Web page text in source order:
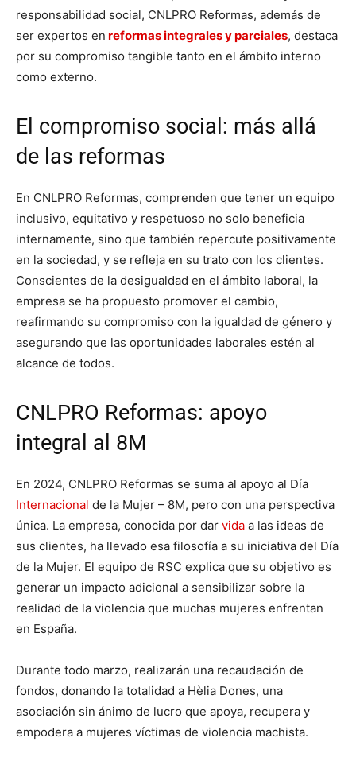
responsabilidad social, CNLPRO Reformas, además de
ser expertos en reformas integrales y parciales, destaca
por su compromiso tangible tanto en el ámbito interno
como externo.
El compromiso social: más allá
de las reformas
En CNLPRO Reformas, comprenden que tener un equipo
inclusivo, equitativo y respetuoso no solo beneficia
internamente, sino que también repercute positivamente
en la sociedad, y se refleja en su trato con los clientes.
Conscientes de la desigualdad en el ámbito laboral, la
empresa se ha propuesto promover el cambio,
reafirmando su compromiso con la igualdad de género y
asegurando que las oportunidades laborales estén al
alcance de todos.
CNLPRO Reformas: apoyo
integral al 8M
En 2024, CNLPRO Reformas se suma al apoyo al Día
Internacional de la Mujer – 8M, pero con una perspectiva
única. La empresa, conocida por dar vida a las ideas de
sus clientes, ha llevado esa filosofía a su iniciativa del Día
de la Mujer. El equipo de RSC explica que su objetivo es
generar un impacto adicional a sensibilizar sobre la
realidad de la violencia que muchas mujeres enfrentan
en España.
Durante todo marzo, realizarán una recaudación de
fondos, donando la totalidad a Hèlia Dones, una
asociación sin ánimo de lucro que apoya, recupera y
empodera a mujeres víctimas de violencia machista.